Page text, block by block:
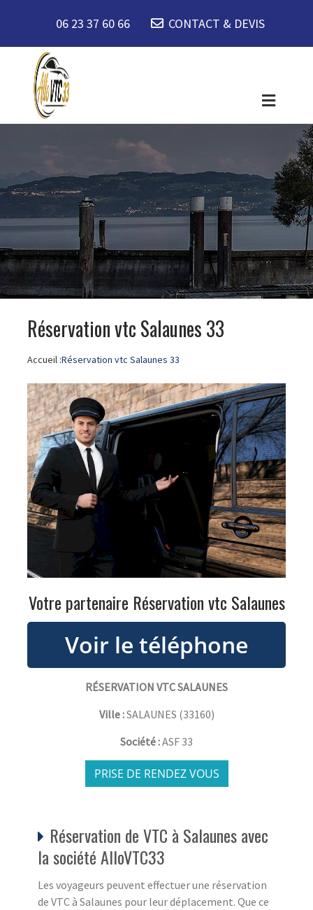
06 23 37 60 66 CONTACT & DEVIS
Réservation vtc Salaunes 33
Accueil :Réservation vtc Salaunes 33
Votre partenaire Réservation vtc Salaunes
RÉSERVATION VTC SALAUNES
Ville :SALAUNES (33160)
Société :ASF 33
PRISE DE RENDEZ VOUS
Réservation de VTC à Salaunes avec
la société AlloVTC33
Les voyageurs peuvent effectuer une réservation
de VTC à Salaunes pour leur déplacement. Que ce